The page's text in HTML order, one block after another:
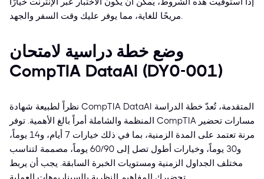
مريحًا للغاية، مما يوفر عليك وقت السفر والجهد.
وضع خطة دراسية لامتحان
CompTIA DataAI (DY0-001)
نظراً لطبيعة شهادة CompTIA DataAI المتقدمة، تُعدّ خطة الدراسة
المنظمة والشاملة أمراً بالغ الأهمية. توفر CompTIA مسارات تحضير
مرنة تعتمد على المدة الزمنية، بما في ذلك خيارات 7 أيام، و14 يوماً،
و30 يوماً، وخيارات أطول تصل إلى 60/90 يوماً، مصممة لتناسب
مختلف الجداول الزمنية ومستويات الخبرة السابقة. يجب أن يربط